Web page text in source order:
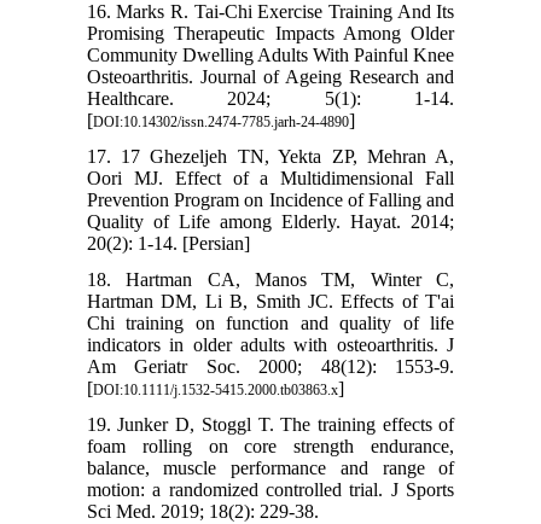
16. Marks R. Tai-Chi Exercise Training And Its
Promising Therapeutic Impacts Among Older
Community Dwelling Adults With Painful Knee
Osteoarthritis. Journal of Ageing Research and
Healthcare. 2024; 5(1): 1-14.
[DOI:10.14302/issn.2474-7785.jarh-24-4890]
17. 17 Ghezeljeh TN, Yekta ZP, Mehran A,
Oori MJ. Effect of a Multidimensional Fall
Prevention Program on Incidence of Falling and
Quality of Life among Elderly. Hayat. 2014;
20(2): 1-14. [Persian]
18. Hartman CA, Manos TM, Winter C,
Hartman DM, Li B, Smith JC. Effects of T'ai
Chi training on function and quality of life
indicators in older adults with osteoarthritis. J
Am Geriatr Soc. 2000; 48(12): 1553-9.
[DOI:10.1111/j.1532-5415.2000.tb03863.x]
19. Junker D, Stoggl T. The training effects of
foam rolling on core strength endurance,
balance, muscle performance and range of
motion: a randomized controlled trial. J Sports
Sci Med. 2019; 18(2): 229-38.